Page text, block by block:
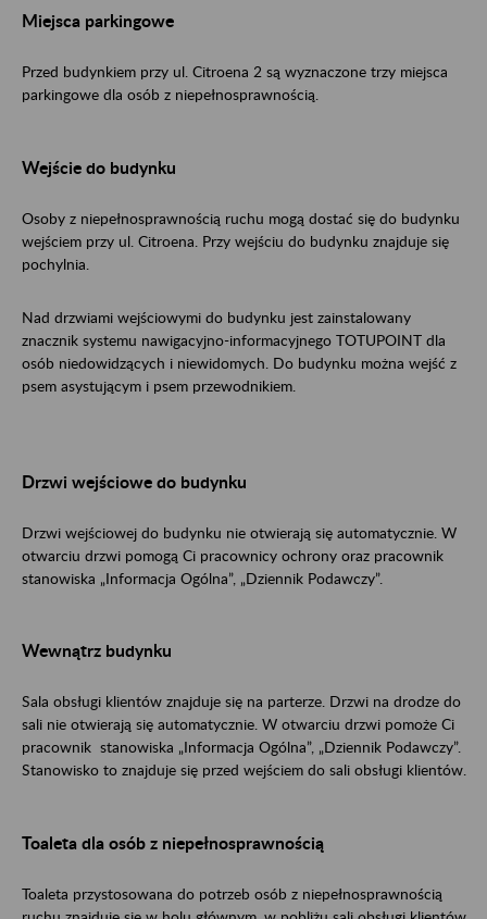
Miejsca parkingowe
Przed budynkiem przy ul. Citroena 2 są wyznaczone trzy miejsca
parkingowe dla osób z niepełnosprawnością.
Wejście do budynku
Osoby z niepełnosprawnością ruchu mogą dostać się do budynku
wejściem przy ul. Citroena. Przy wejściu do budynku znajduje się
pochylnia.
Nad drzwiami wejściowymi do budynku jest zainstalowany
znacznik systemu nawigacyjno-informacyjnego TOTUPOINT dla
osób niedowidzących i niewidomych. Do budynku można wejść z
psem asystującym i psem przewodnikiem.
Drzwi wejściowe do budynku
Drzwi wejściowej do budynku nie otwierają się automatycznie. W
otwarciu drzwi pomogą Ci pracownicy ochrony oraz pracownik
stanowiska „Informacja Ogólna”, „Dziennik Podawczy”.
Wewnątrz budynku
Sala obsługi klientów znajduje się na parterze. Drzwi na drodze do
sali nie otwierają się automatycznie. W otwarciu drzwi pomoże Ci
pracownik stanowiska „Informacja Ogólna”, „Dziennik Podawczy”.
Stanowisko to znajduje się przed wejściem do sali obsługi klientów.
Toaleta dla osób z niepełnosprawnością
Toaleta przystosowana do potrzeb osób z niepełnosprawnością